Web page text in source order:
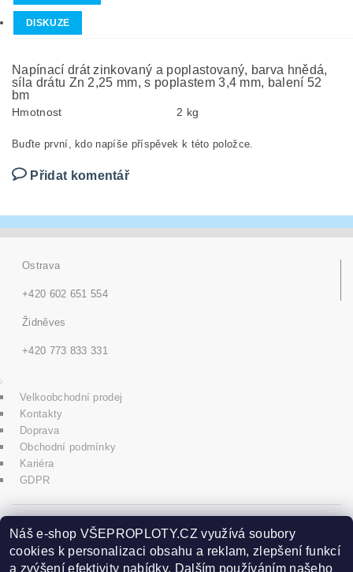
DISKUZE
Napínací drát zinkovaný a poplastovaný, barva hnědá,
síla drátu Zn 2,25 mm, s poplastem 3,4 mm, balení 52
bm
Hmotnost 2 kg
Buďte první, kdo napíše příspěvek k této položce.
Přidat komentář
Ostrava
+420 602 651 554
Židněves
+420 773 833 331
Velkoobchodní prodej
Kontakty
Doprava
Obchodní podmínky
Kariéra
GDPR
icons8.com
Náš e-shop VŠEPROPLOTY.CZ využívá soubory
cookies k personalizaci obsahu a reklam, zlepšení funkcí
a zvýšení efektivity nabídky. Dalším používáním našeho